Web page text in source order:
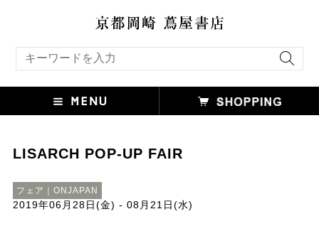
LISARCH POP-UP FAIR
フェア｜ONJAPAN
2019年06月28日(金) - 08月21日(水)